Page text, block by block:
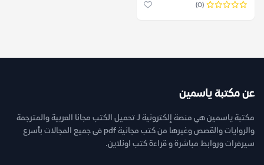
(0)
عن مكتبة ياسمين
مكتبة ياسمين هي منصة إلكترونية لـ تحميل الكتب مجانا العربية والمترجمة
والروايات والقصص وغيرها من كتب مجانية pdf فى جميع المجالات بأسرع
سيرفرات وروابط مباشرة و قراءة كتب اونلاين.